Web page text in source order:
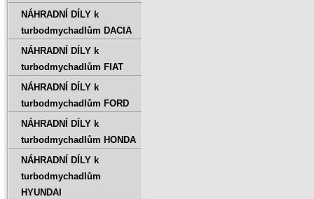
NÁHRADNÍ DÍLY k
turbodmychadlům DACIA
NÁHRADNÍ DÍLY k
turbodmychadlům FIAT
NÁHRADNÍ DÍLY k
turbodmychadlům FORD
NÁHRADNÍ DÍLY k
turbodmychadlům HONDA
NÁHRADNÍ DÍLY k
turbodmychadlům
HYUNDAI